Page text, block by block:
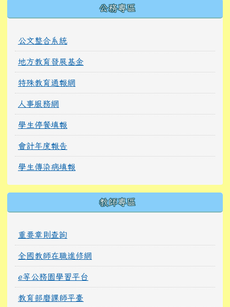
公務專區
公文整合系統
地方教育發展基金
特殊教育通報網
人事服務網
學生停餐填報
會計年度報告
學生傳染病填報
教師專區
重要章則查詢
全國教師在職進修網
e等公務園學習平台
教育部磨課師平臺